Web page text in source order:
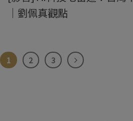
｜劉佩真觀點
1 2 3